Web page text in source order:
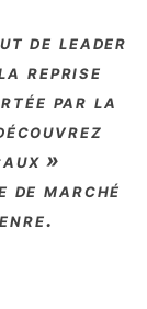
reprise
par la
»
de marché